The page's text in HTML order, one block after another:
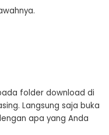
folder download di
Langsung saja buka
apa yang Anda